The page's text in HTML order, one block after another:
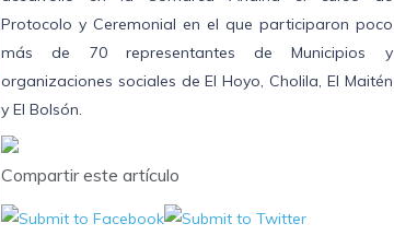
Protocolo y Ceremonial en el que participaron poco
más de 70 representantes de Municipios y
organizaciones sociales de El Hoyo, Cholila, El Maitén
y El Bolsón.
Compartir este artículo